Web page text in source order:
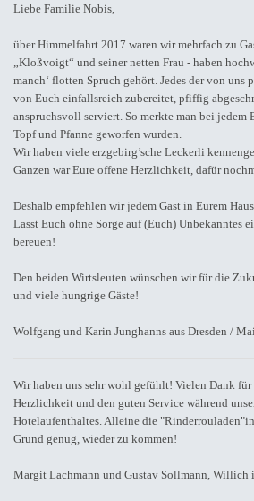
Liebe Familie Nobis,
über Himmelfahrt 2017 waren wir mehrfach zu
„Kloßvoigt“ und seiner netten Frau - haben
manch‘ flotten Spruch gehört. Jedes der von uns
von Euch einfallsreich zubereitet, pfiffig
anspruchsvoll serviert. So merkte man bei
Topf und Pfanne geworfen wurden.
Wir haben viele erzgebirg’sche Leckerli
Ganzen war Eure offene Herzlichkeit, dafür
Deshalb empfehlen wir jedem Gast in Eurem
Lasst Euch ohne Sorge auf (Euch) Unbekanntes
bereuen!
Den beiden Wirtsleuten wünschen wir für die
und viele hungrige Gäste!
Wolfgang und Karin Junghanns aus Dresden /
Wir haben uns sehr wohl gefühlt! Vielen Dank
Herzlichkeit und den guten Service während
Hotelaufenthaltes. Alleine die
Grund genug, wieder zu kommen!
Margit Lachmann und Gustav Sollmann, Willich